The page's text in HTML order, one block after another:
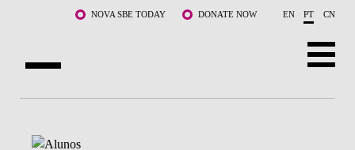
Saltar para o conteúdo principalNOVA SBE TODAY DONATE NOW EN PT CN
CURSOS